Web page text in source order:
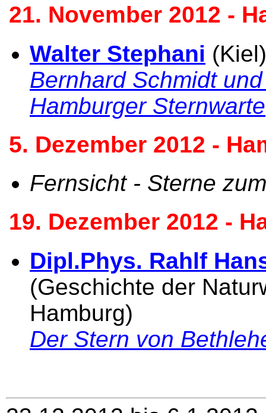
21. November 2012 -
Walter Stephani (Kiel)
Bernhard Schmidt
Hamburger Sternwarte
5. Dezember 2012 -
Fernsicht - Sterne
19. Dezember 2012 -
Dipl.Phys. Rahlf
(Geschichte der
Hamburg)
Der Stern von